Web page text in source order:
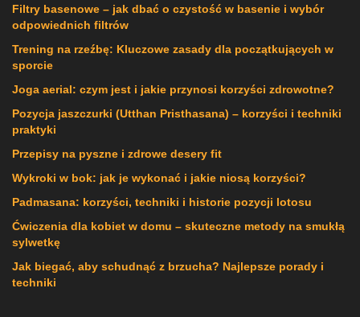
Filtry basenowe – jak dbać o czystość w basenie i wybór
odpowiednich filtrów
Trening na rzeźbę: Kluczowe zasady dla początkujących w
sporcie
Joga aerial: czym jest i jakie przynosi korzyści zdrowotne?
Pozycja jaszczurki (Utthan Pristhasana) – korzyści i techniki
praktyki
Przepisy na pyszne i zdrowe desery fit
Wykroki w bok: jak je wykonać i jakie niosą korzyści?
Padmasana: korzyści, techniki i historie pozycji lotosu
Ćwiczenia dla kobiet w domu – skuteczne metody na smukłą
sylwetkę
Jak biegać, aby schudnąć z brzucha? Najlepsze porady i
techniki